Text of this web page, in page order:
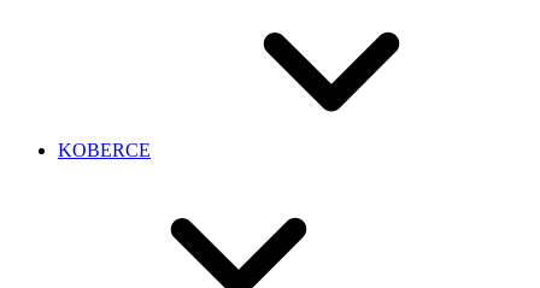
KOBERCE